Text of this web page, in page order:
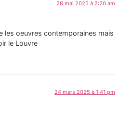
28 mai 2025 à 2:20 am
les oeuvres contemporaines mais
le Louvre
24 mars 2025 à 1:41 pm